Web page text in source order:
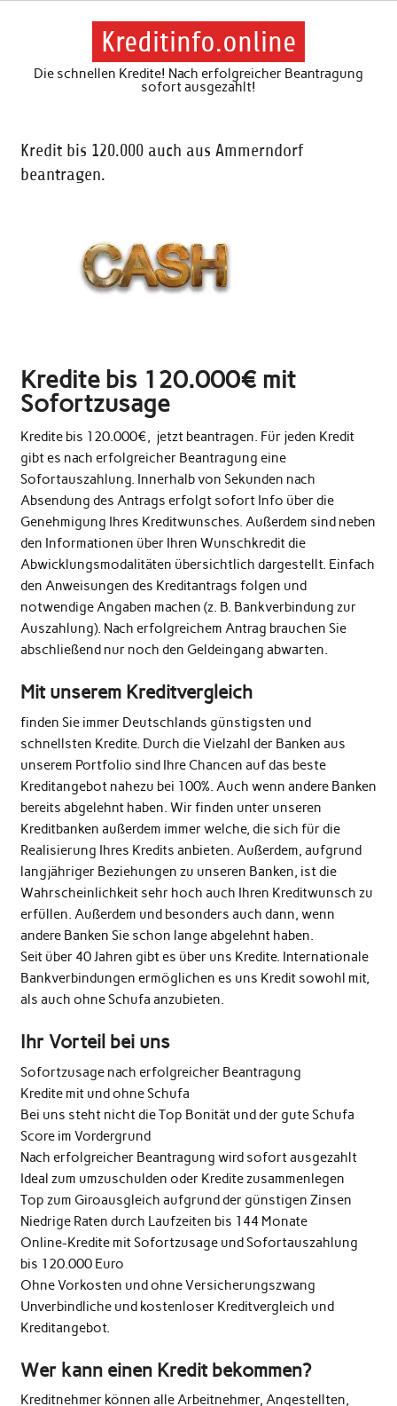
Skip
Kreditinfo.online
Die schnellen Kredite! Nach erfolgreicher Beantragung
sofort ausgezahlt!
Kredit bis 120.000 auch aus Ammerndorf
beantragen.
Kredite bis 120.000€ mit
Sofortzusage
Kredite bis 120.000€, jetzt beantragen. Für jeden Kredit
gibt es nach erfolgreicher Beantragung eine
Sofortauszahlung. Innerhalb von Sekunden nach
Absendung des Antrags erfolgt sofort Info über die
Genehmigung Ihres Kreditwunsches. Außerdem sind neben
den Informationen über Ihren Wunschkredit die
Abwicklungsmodalitäten übersichtlich dargestellt. Einfach
den Anweisungen des Kreditantrags folgen und
notwendige Angaben machen (z. B. Bankverbindung zur
Auszahlung). Nach erfolgreichem Antrag brauchen Sie
abschließend nur noch den Geldeingang abwarten.
Mit unserem Kreditvergleich
finden Sie immer Deutschlands günstigsten und
schnellsten Kredite. Durch die Vielzahl der Banken aus
unserem Portfolio sind Ihre Chancen auf das beste
Kreditangebot nahezu bei 100%. Auch wenn andere Banken
bereits abgelehnt haben. Wir finden unter unseren
Kreditbanken außerdem immer welche, die sich für die
Realisierung Ihres Kredits anbieten. Außerdem, aufgrund
langjähriger Beziehungen zu unseren Banken, ist die
Wahrscheinlichkeit sehr hoch auch Ihren Kreditwunsch zu
erfüllen. Außerdem und besonders auch dann, wenn
andere Banken Sie schon lange abgelehnt haben.
Seit über 40 Jahren gibt es über uns Kredite. Internationale
Bankverbindungen ermöglichen es uns Kredit sowohl mit,
als auch ohne Schufa anzubieten.
Ihr Vorteil bei uns
Sofortzusage nach erfolgreicher Beantragung
Kredite mit und ohne Schufa
Bei uns steht nicht die Top Bonität und der gute Schufa
Score im Vordergrund
Nach erfolgreicher Beantragung wird sofort ausgezahlt
Ideal zum umzuschulden oder Kredite zusammenlegen
Top zum Giroausgleich aufgrund der günstigen Zinsen
Niedrige Raten durch Laufzeiten bis 144 Monate
Online-Kredite mit Sofortzusage und Sofortauszahlung
bis 120.000 Euro
Ohne Vorkosten und ohne Versicherungszwang
Unverbindliche und kostenloser Kreditvergleich und
Kreditangebot.
Wer kann einen Kredit bekommen?
Kreditnehmer können alle Arbeitnehmer, Angestellten,